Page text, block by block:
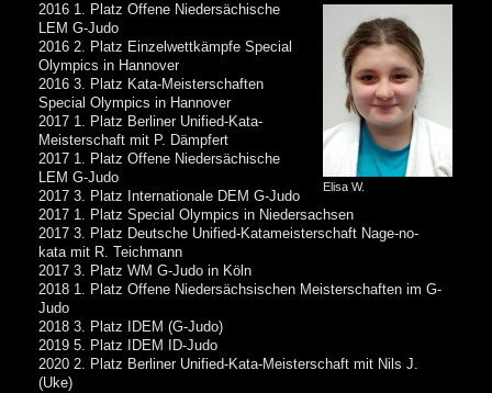
Elisa W.
2016 1. Platz Offene Niedersächische
LEM G-Judo
2016 2. Platz Einzelwettkämpfe Special
Olympics in Hannover
2016 3. Platz Kata-Meisterschaften
Special Olympics in Hannover
2017 1. Platz Berliner Unified-Kata-
Meisterschaft mit P. Dämpfert
2017 1. Platz Offene Niedersächische
LEM G-Judo
2017 3. Platz Internationale DEM G-Judo
2017 1. Platz Special Olympics in Niedersachsen
2017 3. Platz Deutsche Unified-Katameisterschaft Nage-no-
kata mit R. Teichmann
2017 3. Platz WM G-Judo in Köln
2018 1. Platz Offene Niedersächsischen Meisterschaften im G-
Judo
2018 3. Platz IDEM (G-Judo)
2019 5. Platz IDEM ID-Judo
2020 2. Platz Berliner Unified-Kata-Meisterschaft mit Nils J.
(Uke)